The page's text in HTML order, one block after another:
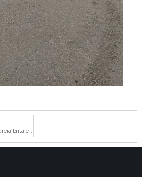
Reichert comércio de areia brita e adubos em geral